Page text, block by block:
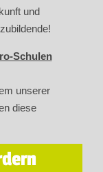
und
Schulen
unserer
diese